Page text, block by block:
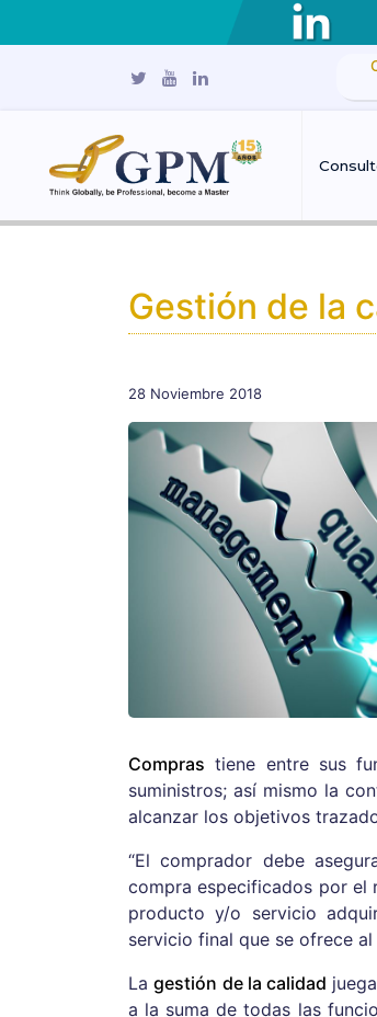
Gestión de la
28 Noviembre 2018
Compras tiene entre sus
suministros; así mismo la
alcanzar los objetivos
“El comprador debe
compra especificados por el
producto y/o servicio
servicio final que se ofrece al
Lagestión de la calidad
a la suma de todas las